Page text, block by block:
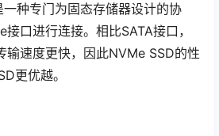
一种专门为固态存储器设计的协
口进行连接。相比SATA接口，
输速度更快，因此NVMe SSD的性
更优越。